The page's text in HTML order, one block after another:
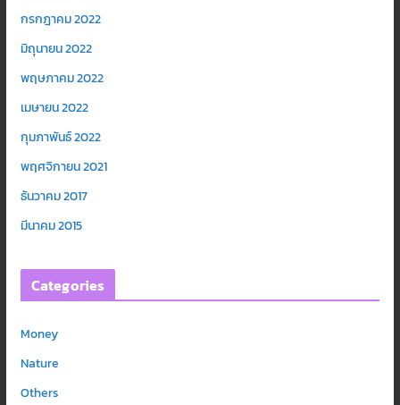
กรกฎาคม 2022
มิถุนายน 2022
พฤษภาคม 2022
เมษายน 2022
กุมภาพันธ์ 2022
พฤศจิกายน 2021
ธันวาคม 2017
มีนาคม 2015
Categories
Money
Nature
Others